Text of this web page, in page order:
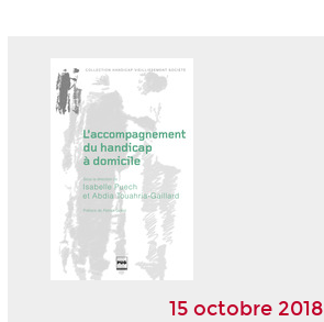
15 octobre 2018